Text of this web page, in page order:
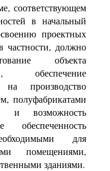
соответствующем
в начальный
проектных
должно
объекта
обеспечение
на производство
полуфабрикатами
и возможность
для
помещениями,
зданиями.